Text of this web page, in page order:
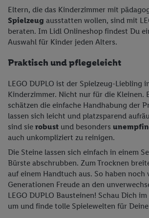
Eltern, die das Kinderzimmer mit
Spielzeug ausstatten wollen, sind mit
beraten. Im Lidl Onlineshop findest Du
Auswahl für Kinder jeden Alters.
Praktisch und pflegeleicht
LEGO DUPLO ist der Spielzeug-Liebling
Kinderzimmer. Nicht nur für die Kleinen.
schätzen die einfache Handhabung der
lassen sich leicht und platzsparend
sind sie robust und besonders
auch unkompliziert zu reinigen.
Die Steine lassen sich einfach in einem
Bürste abschrubben. Zum Trocknen
auf einem Handtuch aus. So haben noch
Generationen Freude an den
LEGO DUPLO Bausteinen! Schau Dich
um und finde tolle Spielewelten für
Plus-Konto einloggen, kann darüber hinaus
angegebene E-Mail-Adresse von uns in
Verantwortlichkeit mit einem der oben
verwendet werden, um daraus eine spezielle
zu erstellen (die sogenannte EUID), die wir
um Sie in von Dritten betriebenen Diensten
Ihnen personalisierte Werbung auszuspielen.
uns und einem der anderen oben genannten
in einen Hashwert umgewandelte E-Mail-
gemeinsamer Verantwortlichkeit verarbeitet.
Zudem erlauben Sie uns, der Utiq SA/NV
IhremTelekommunikationsnetzbetreiber, die
in den Lidl-Diensten einzusetzen. Utiq prüft
Ihrer IP-Adresse, ob die Technologie für Sie
Wenn das der Fall ist, gibt Utiq Ihre IP-
Netzbetreiber weiter, der anhand der IP-
Kundenkonto-Referenz, wie z.B. Ihrer